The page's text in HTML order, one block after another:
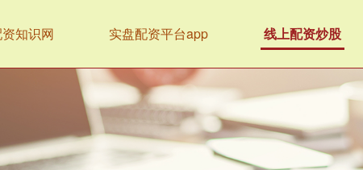
知识网 实盘配资平台app 线上配资炒股